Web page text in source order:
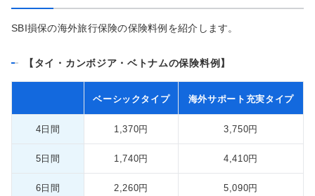
SBI損保の海外旅行保険の保険料例を紹介します。
【タイ・カンボジア・ベトナムの保険料例】
ベーシックタイプ 海外サポート充実タイプ
4日間 1,370円 3,750円
5日間 1,740円 4,410円
6日間 2,260円 5,090円